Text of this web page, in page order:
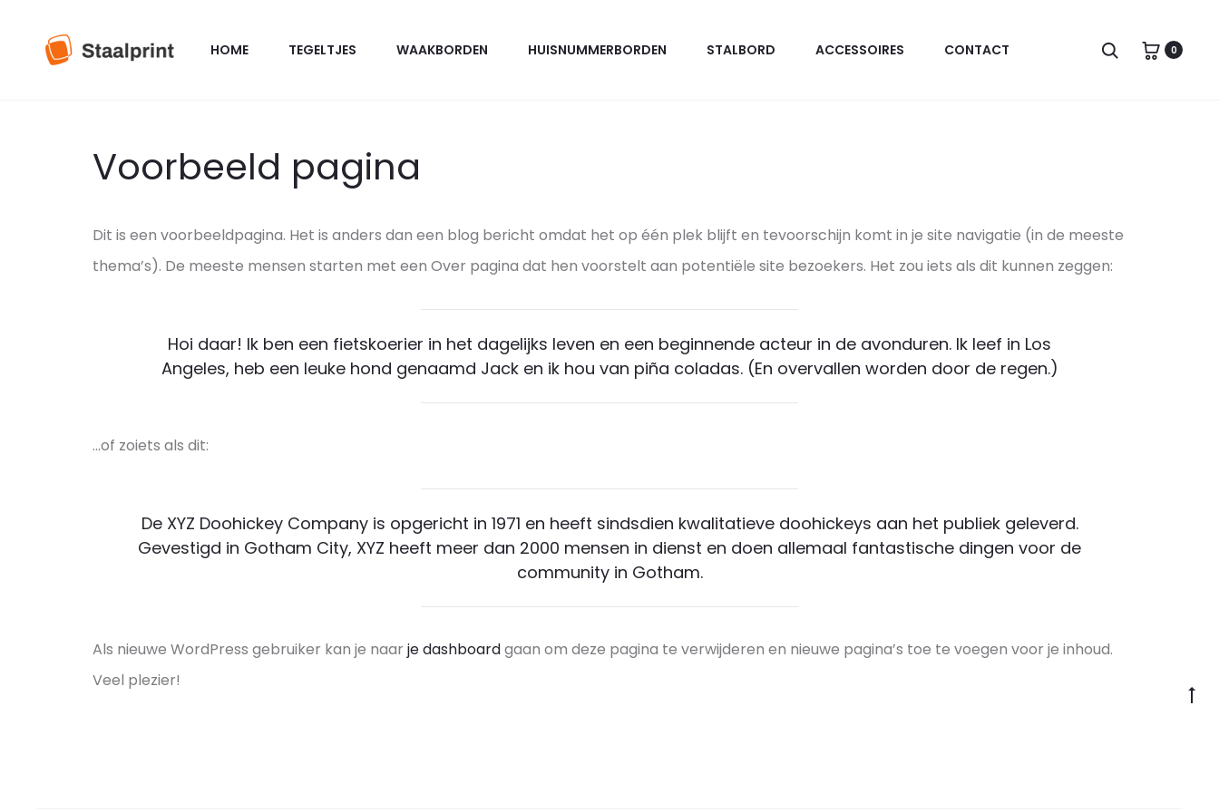
HOME TEGELTJES WAAKBORDEN HUISNUMMERBORDEN STALBORD ACCESSOIRES CONTACT Zoeken0
Voorbeeld pagina
Dit is een voorbeeldpagina. Het is anders dan een blog bericht omdat het op één plek blijft en tevoorschijn komt in je site navigatie (in de meeste
thema’s). De meeste mensen starten met een Over pagina dat hen voorstelt aan potentiële site bezoekers. Het zou iets als dit kunnen zeggen:
Hoi daar! Ik ben een fietskoerier in het dagelijks leven en een beginnende acteur in de avonduren. Ik leef in Los
Angeles, heb een leuke hond genaamd Jack en ik hou van piña coladas. (En overvallen worden door de regen.)
…of zoiets als dit:
De XYZ Doohickey Company is opgericht in 1971 en heeft sindsdien kwalitatieve doohickeys aan het publiek geleverd.
Gevestigd in Gotham City, XYZ heeft meer dan 2000 mensen in dienst en doen allemaal fantastische dingen voor de
community in Gotham.
Als nieuwe WordPress gebruiker kan je naar je dashboardgaan om deze pagina te verwijderen en nieuwe pagina’s toe te voegen voor je inhoud.
Veel plezier!